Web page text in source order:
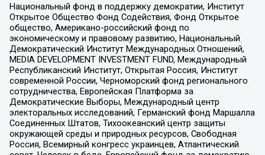
Национальный фонд в поддержку демократии, Институт
Открытое Общество Фонд Содействия, Фонд Открытое
общество, Американо-российский фонд по
экономическому и правовому развитию, Национальный
Демократический Институт Международных Отношений,
MEDIA DEVELOPMENT INVESTMENT FUND, Международный
Республиканский Институт, Открытая Россия, Институт
современной России, Черноморский фонд регионального
сотрудничества, Европейская Платформа за
Демократические Выборы, Международный центр
электоральных исследований, Германский фонд Маршалла
Соединенных Штатов, Тихоокеанский центр защиты
окружающей среды и природных ресурсов, Свободная
Россия, Всемирный конгресс украинцев, Атлантический